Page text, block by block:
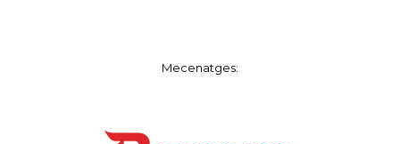
Mecenatges: